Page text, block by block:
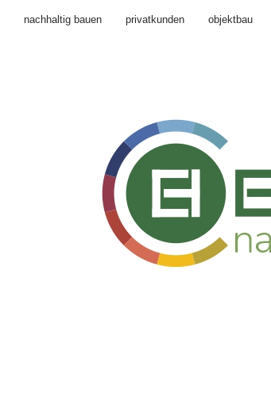
nachhaltig bauen privatkunden objektbau